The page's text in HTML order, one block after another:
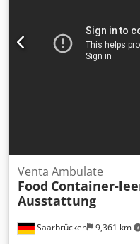
Saarbrücken 9,361 km
Venta Ambulate
Food Container-
Ausstattung